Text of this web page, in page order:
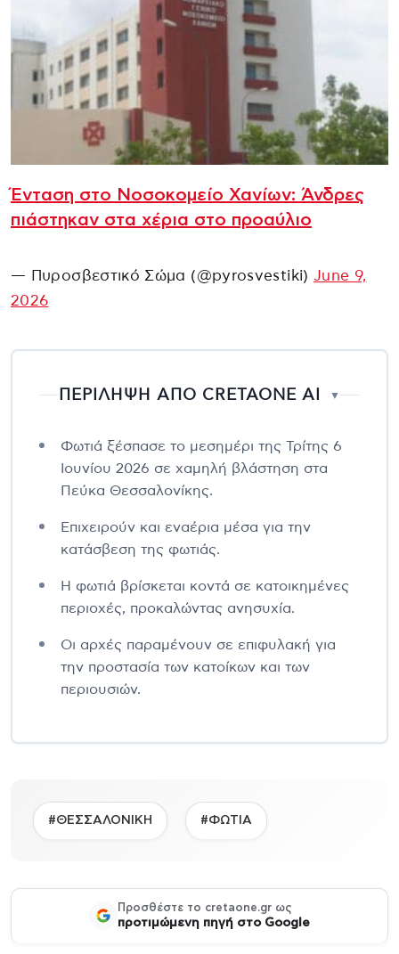
Ένταση στο Νοσοκομείο Χανίων: Άνδρες
πιάστηκαν στα χέρια στο προαύλιο
— Πυροσβεστικό Σώμα (@pyrosvestiki) June 9,
2026
ΠΕΡΙΛΗΨΗ ΑΠΟ CRETAONE AI ▼
Φωτιά ξέσπασε το μεσημέρι της Τρίτης 6
Ιουνίου 2026 σε χαμηλή βλάστηση στα
Πεύκα Θεσσαλονίκης.
Επιχειρούν και εναέρια μέσα για την
κατάσβεση της φωτιάς.
Η φωτιά βρίσκεται κοντά σε κατοικημένες
περιοχές, προκαλώντας ανησυχία.
Οι αρχές παραμένουν σε επιφυλακή για
την προστασία των κατοίκων και των
περιουσιών.
#ΘΕΣΣΑΛΟΝΙΚΗ #ΦΩΤΙΑ
Προσθέστε το cretaone.gr ως
προτιμώμενη πηγή στο Google